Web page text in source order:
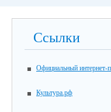
Ссылки
Официальный интернет-
Культура.рф